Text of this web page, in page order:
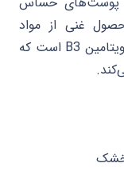
غنی از مواد
مرطوب‌کننده و مغذی مانند ویتامین C و ویتامین B3 است که
خشک